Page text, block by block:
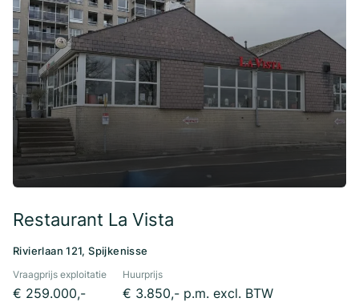
Restaurant La Vista
Rivierlaan 121, Spijkenisse
Vraagprijs exploitatie
€ 259.000,-
Huurprijs
€ 3.850,- p.m. excl. BTW